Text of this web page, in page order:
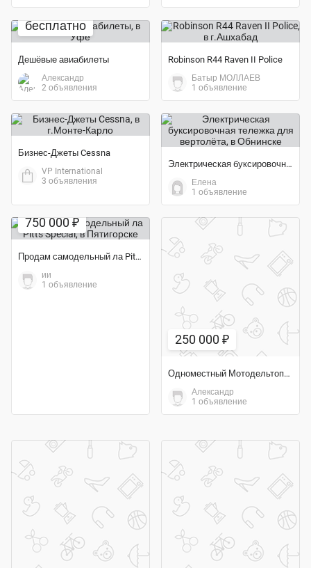
бесплатно
Дешёвые авиабилеты
Александр
2 объявления
Robinson R44 Raven II Police
Батыр МОЛЛАЕВ
1 объявление
Бизнес-Джеты Cessna
VP International
3 объявления
Электрическая буксировочная тележка для вертолёта
Елена
1 объявление
750 000 ₽
Продам самодельный ла Pitts Special
ии
1 объявление
250 000 ₽
Одноместный Мотодельтоплан
Александр
1 объявление